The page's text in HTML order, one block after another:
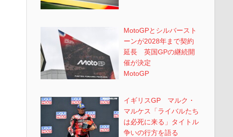
MotoGPとシルバースト
ーンが2028年まで契約
延長 英国GPの継続開
催が決定
MotoGP
イギリスGP マルク・
マルケス「ライバルたち
は必死に来る」タイトル
争いの行方を語る